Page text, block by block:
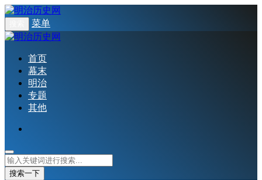
菜单
首页
幕末
明治
专题
其他
搜索一下